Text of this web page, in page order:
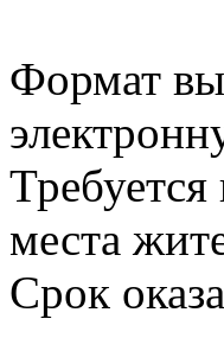
Формат
места
Срок